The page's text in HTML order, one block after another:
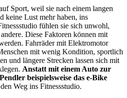
Sport, weil sie nach einem langen
keine Lust mehr haben, ins
fühlen sie sich unwohl,
Diese Faktoren können mit
Fahrräder mit Elektromotor
mit wenig Kondition, sportlich
und längere Strecken lassen sich mit
Anstatt mit einem Auto zur
beispielsweise das e-Bike
Weg ins Fitnessstudio.